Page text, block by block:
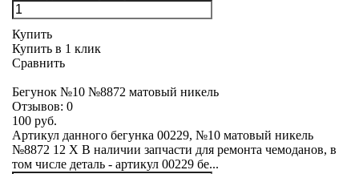
Купить
Купить в 1 клик
Сравнить
Бегунок №10 №8872 матовый никель
Отзывов: 0
100 руб.
Артикул данного бегунка 00229, №10 матовый никель
№8872 12 X В наличии запчасти для ремонта чемоданов, в
том числе деталь - артикул 00229 бе...